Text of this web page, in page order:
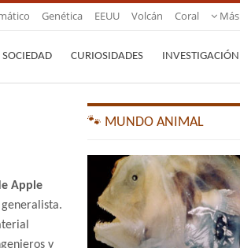
Genética EEUU Volcán Coral Más
SOCIEDAD CURIOSIDADES INVESTIGACIÓN
Apple
y
🐾 MUNDO ANIMAL